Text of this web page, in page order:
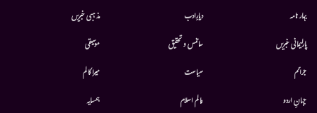
بہار نامہ
پارلیمانی خبریں
جرائم
جہانِ اردو
دیارِادب
سائنس و تحقیق
سیاست
عالم اسلام
مذہبی خبریں
موسيقى
میرا کالم
ہمسایہ